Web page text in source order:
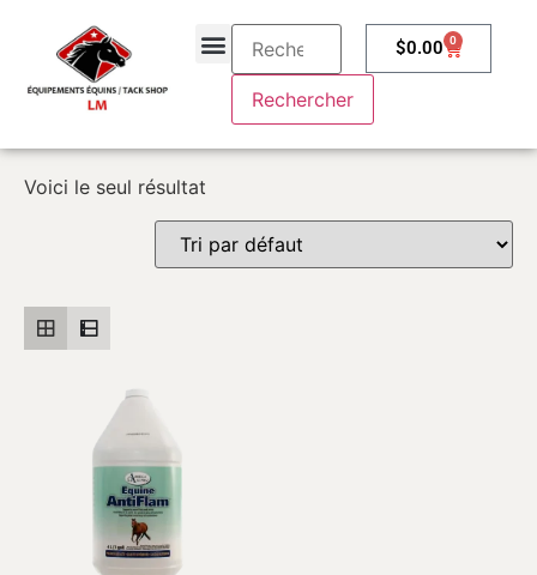
$0.00 0
Voici le seul résultat